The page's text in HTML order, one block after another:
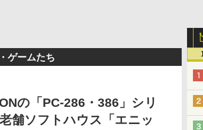
ゲームたち
の「PC-286・386」シリ
舗ソフトハウス「エニッ